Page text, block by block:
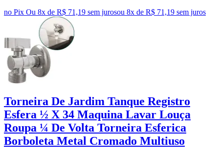
no Pix Ou 8x de R$ 71,19 sem jurosou 8x de R$ 71,19 sem juros
Torneira De Jardim Tanque Registro
Esfera ½ X 34 Maquina Lavar Louça
Roupa ¼ De Volta Torneira Esferica
Borboleta Metal Cromado Multiuso